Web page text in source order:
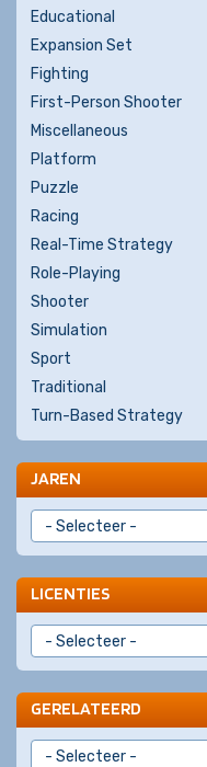
Educational
Expansion Set
Fighting
First-Person Shooter
Miscellaneous
Platform
Puzzle
Racing
Real-Time Strategy
Role-Playing
Shooter
Simulation
Sport
Traditional
Turn-Based Strategy
JAREN
LICENTIES
GERELATEERD